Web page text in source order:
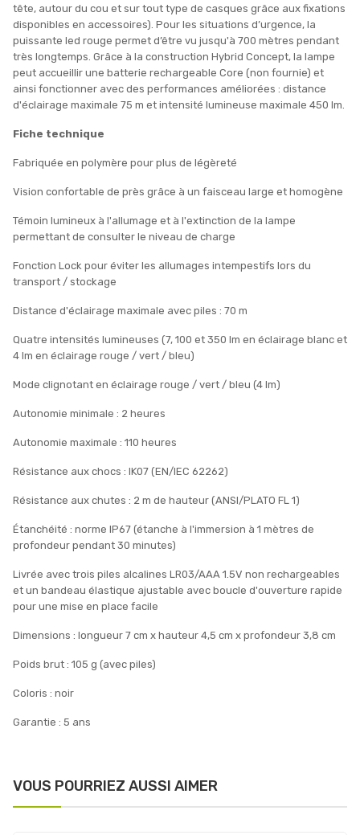
tête, autour du cou et sur tout type de casques grâce aux fixations
disponibles en accessoires). Pour les situations d’urgence, la
puissante led rouge permet d’être vu jusqu'à 700 mètres pendant
très longtemps. Grâce à la construction Hybrid Concept, la lampe
peut accueillir une batterie rechargeable Core (non fournie) et
ainsi fonctionner avec des performances améliorées : distance
d'éclairage maximale 75 m et intensité lumineuse maximale 450 lm.
Fiche technique
Fabriquée en polymère pour plus de légèreté
Vision confortable de près grâce à un faisceau large et homogène
Témoin lumineux à l'allumage et à l'extinction de la lampe
permettant de consulter le niveau de charge
Fonction Lock pour éviter les allumages intempestifs lors du
transport / stockage
Distance d'éclairage maximale avec piles : 70 m
Quatre intensités lumineuses (7, 100 et 350 lm en éclairage blanc et
4 lm en éclairage rouge / vert / bleu)
Mode clignotant en éclairage rouge / vert / bleu (4 lm)
Autonomie minimale : 2 heures
Autonomie maximale : 110 heures
Résistance aux chocs : IK07 (EN/IEC 62262)
Résistance aux chutes : 2 m de hauteur (ANSI/PLATO FL 1)
Étanchéité : norme IP67 (étanche à l'immersion à 1 mètres de
profondeur pendant 30 minutes)
Livrée avec trois piles alcalines LR03/AAA 1.5V non rechargeables
et un bandeau élastique ajustable avec boucle d'ouverture rapide
pour une mise en place facile
Dimensions : longueur 7 cm x hauteur 4,5 cm x profondeur 3,8 cm
Poids brut : 105 g (avec piles)
Coloris : noir
Garantie : 5 ans
VOUS POURRIEZ AUSSI AIMER